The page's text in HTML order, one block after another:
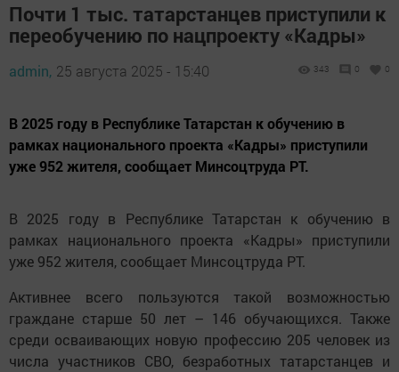
Почти 1 тыс. татарстанцев приступили к
переобучению по нацпроекту «Кадры»
admin, 25 августа 2025 - 15:40 343 0 0
В 2025 году в Республике Татарстан к обучению в
рамках национального проекта «Кадры» приступили
уже 952 жителя, сообщает Минсоцтруда РТ.
В 2025 году в Республике Татарстан к обучению в
рамках национального проекта «Кадры» приступили
уже 952 жителя, сообщает Минсоцтруда РТ.
Активнее всего пользуются такой возможностью
граждане старше 50 лет – 146 обучающихся. Также
среди осваивающих новую профессию 205 человек из
числа участников СВО, безработных татарстанцев и